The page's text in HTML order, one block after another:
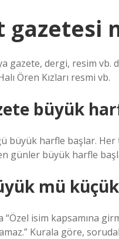
gazete, dergi, resim
Ören Kızları resmi vb.
büyük
büyük harfle başlar. Her
günler büyük harfle
mü
“Özel isim kapsamına
Kurala göre,